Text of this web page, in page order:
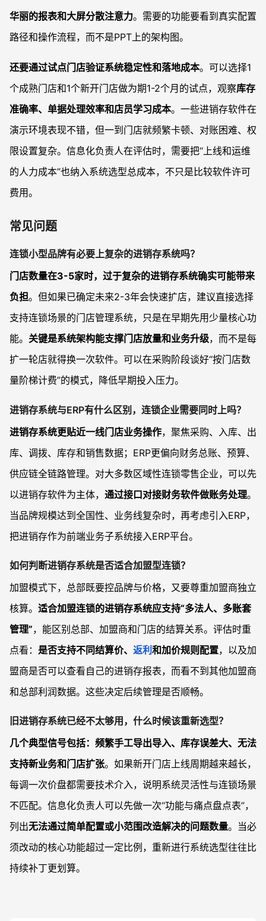
华丽的报表和大屏分散注意力。需要的功能要看到真实配置
路径和操作流程，而不是PPT上的架构图。
还要通过试点门店验证系统稳定性和落地成本。可以选择1
个成熟门店和1个新开门店做为期1-2个月的试点，观察库存
准确率、单据处理效率和店员学习成本。一些进销存软件在
演示环境表现不错，但一到门店就频繁卡顿、对账困难、权
限设置复杂。信息化负责人在评估时，需要把“上线和运维
的人力成本”也纳入系统选型总成本，不只是比较软件许可
费用。
常见问题
连锁小型品牌有必要上复杂的进销存系统吗？
门店数量在3-5家时，过于复杂的进销存系统确实可能带来
负担。但如果已确定未来2-3年会快速扩店，建议直接选择
支持连锁场景的门店管理系统，只是在早期先用少量核心功
能。 关键是系统架构能支撑门店放量和业务升级，而不是每
扩一轮店就得换一次软件。可以在采购阶段谈好“按门店数
量阶梯计费”的模式，降低早期投入压力。
进销存系统与ERP有什么区别，连锁企业需要同时上吗？
进销存系统更贴近一线门店业务操作，聚焦采购、入库、出
库、调拨、库存和销售数据；ERP更偏向财务总账、预算、
供应链全链路管理。对大多数区域性连锁零售企业，可以先
以进销存软件为主体， 通过接口对接财务软件做账务处理。
当品牌规模达到全国性、业务线复杂时，再考虑引入ERP，
把进销存作为前端业务子系统接入ERP平台。
如何判断进销存系统是否适合加盟型连锁？
加盟模式下，总部既要控品牌与价格，又要尊重加盟商独立
核算。 适合加盟连锁的进销存系统应支持“多法人、多账套
管理”，能区别总部、加盟商和门店的结算关系。评估时重
点看： 是否支持不同结算价、 返利 和加价规则配置，以及加
盟商是否可以查看自己的进销存报表，而看不到其他加盟商
和总部利润数据。这些决定后续管理是否顺畅。
旧进销存系统已经不太够用，什么时候该重新选型？
几个典型信号包括：频繁手工导出导入、库存误差大、无法
支持新业务和门店扩张。如果新开门店上线周期越来越长，
每调一次价盘都需要技术介入，说明系统灵活性与连锁场景
不匹配。信息化负责人可以先做一次“功能与痛点盘点表”，
列出无法通过简单配置或小范围改造解决的问题数量。当必
须改动的核心功能超过一定比例，重新进行系统选型往往比
持续补丁更划算。